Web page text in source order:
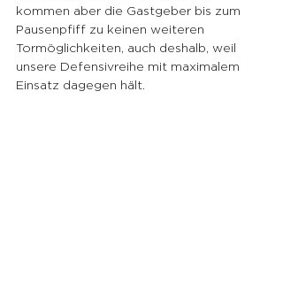
kommen aber die Gastgeber bis zum
Pausenpfiff zu keinen weiteren
Tormöglichkeiten, auch deshalb, weil
unsere Defensivreihe mit maximalem
Einsatz dagegen hält.